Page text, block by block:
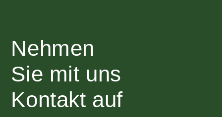
Nehmen
Sie mit uns
Kontakt auf